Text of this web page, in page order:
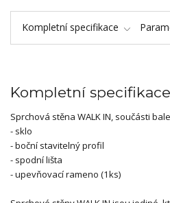
Kompletní specifikace
Kompletní specifikace
Sprchová stěna WALK IN, součásti
- sklo
- boční stavitelný profil
- spodní lišta
- upevňovací rameno (1ks)